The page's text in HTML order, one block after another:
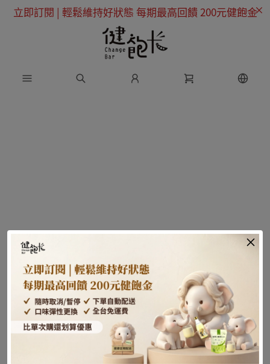
立即訂閱 | 輕鬆維持好狀態 每期最高回饋 200元健飽金
尚未發布文章或內容